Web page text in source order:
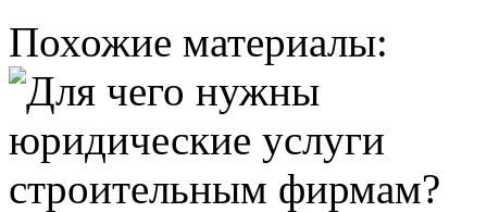
Похожие материалы: